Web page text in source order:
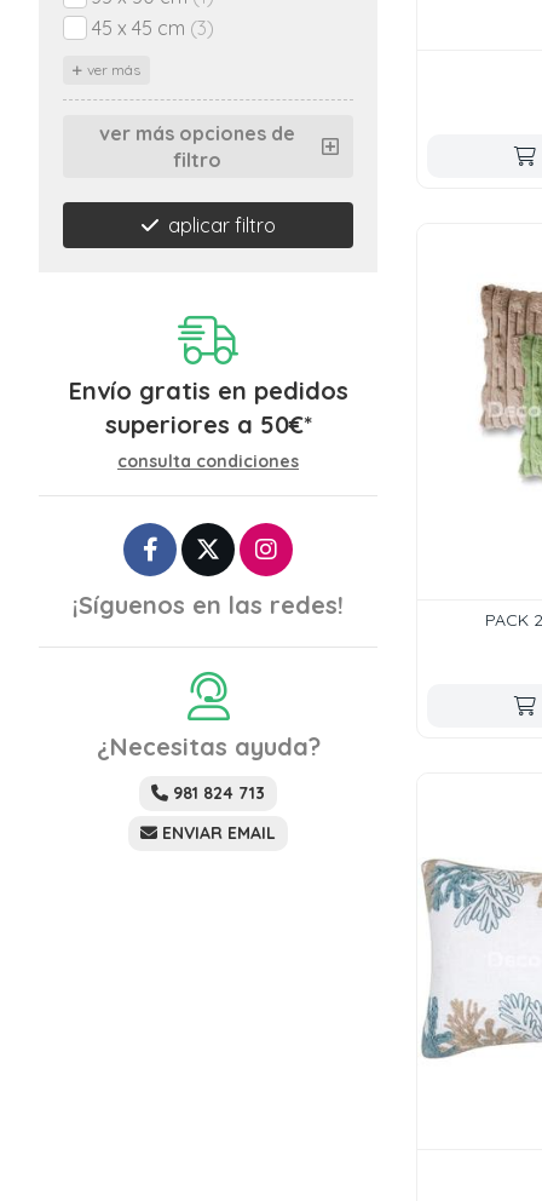
PACK
45 x 45 cm (3)
ver más
ver más opciones de
filtro
aplicar filtro
Envío gratis en pedidos
superiores a 50€*
consulta condiciones
¡Síguenos en las redes!
¿Necesitas ayuda?
981 824 713
ENVIAR EMAIL